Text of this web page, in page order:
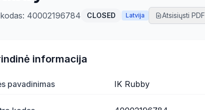
: 40002196784 CLOSED Latvija Atsisiųsti PDF
informacija
pavadinimas IK Rubby